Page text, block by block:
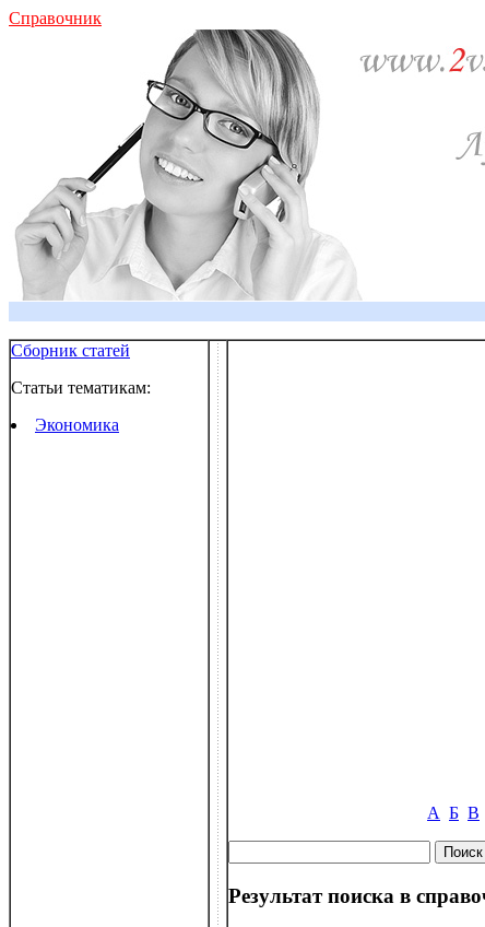
Справочник
Сборник статей
Статьи тематикам:
Экономика
А Б В
Результат поиска в